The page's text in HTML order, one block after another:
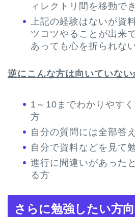
ィレクトリ間を移動で
上記の経験はないが資
ツコツやることが出来
あっても心を折られな
逆にこんな方は向いていな
1～10までわかりやす
方
自分の質問には全部答
自分で資料などを見て
進行に間違いがあった
る方
さらに勉強したい方